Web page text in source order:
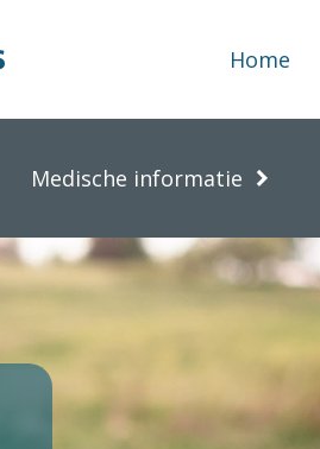
Home
Medische informatie